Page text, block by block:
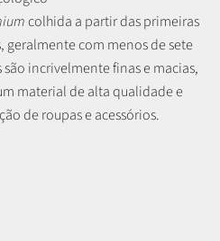
colhida a partir das primeiras
geralmente com menos de sete
são incrivelmente finas e macias,
material de alta qualidade e
de roupas e acessórios.